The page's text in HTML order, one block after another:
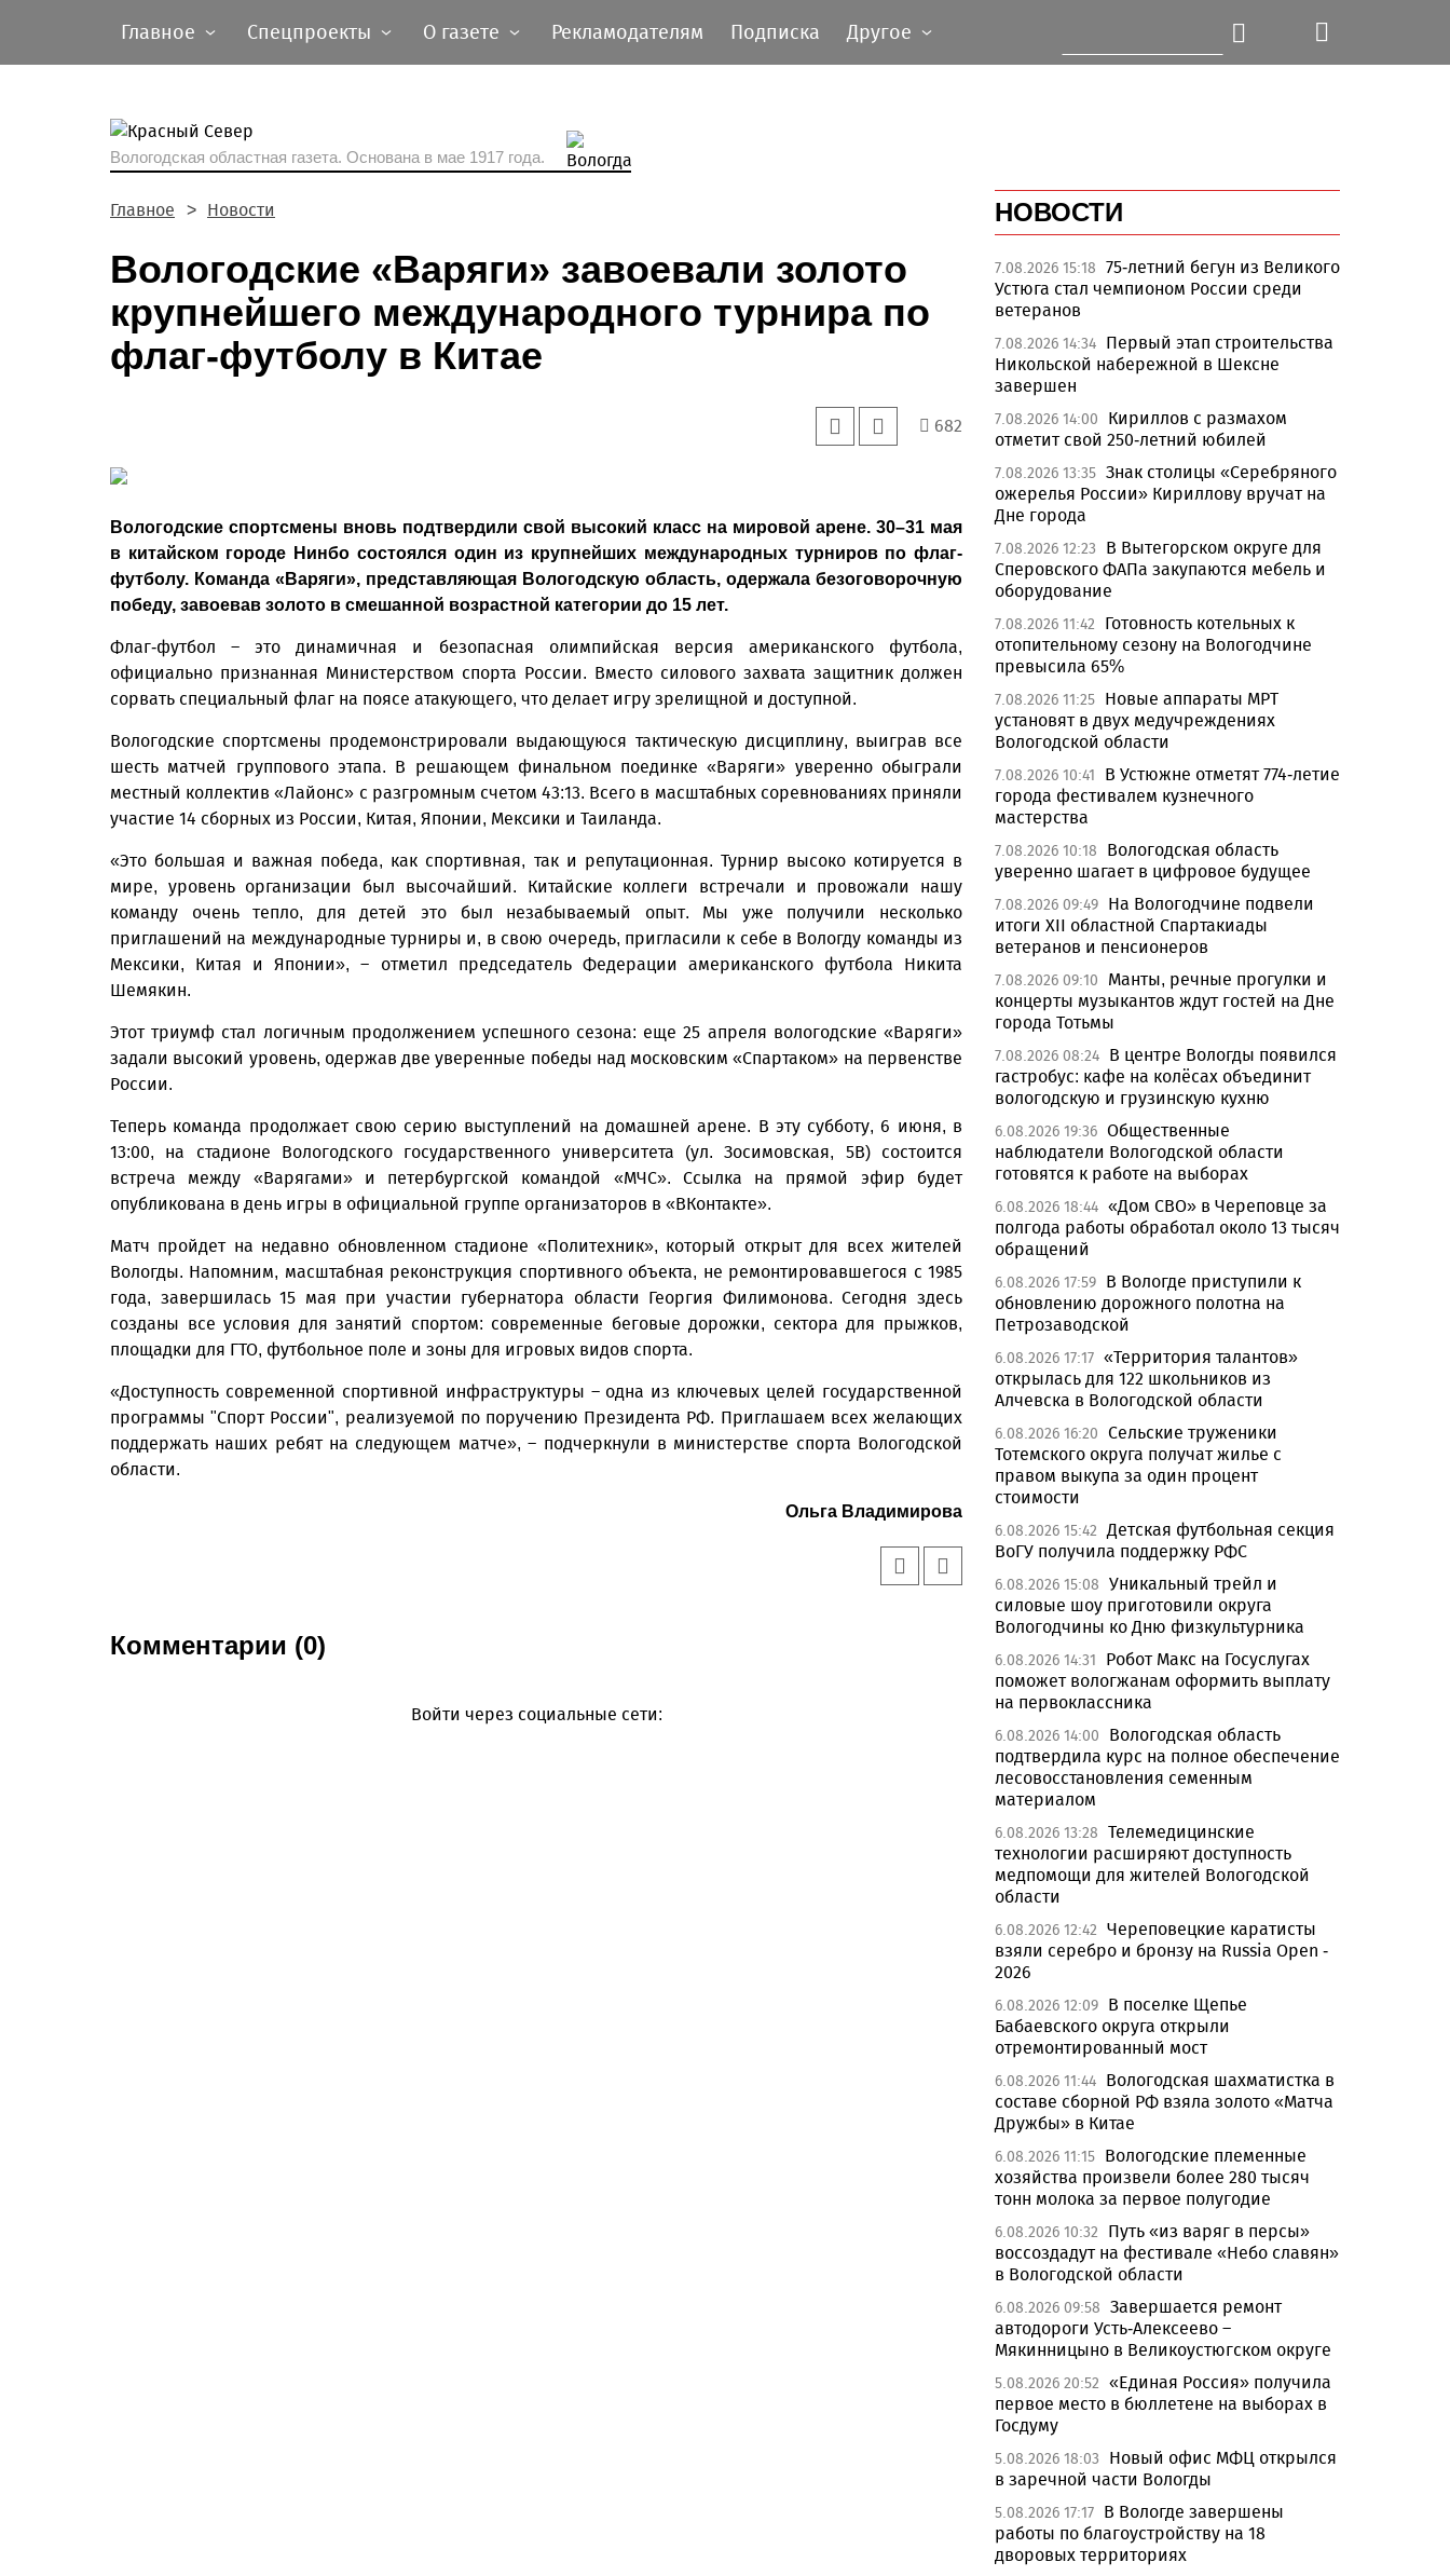
Главное Спецпроекты О газете Рекламодателям Подписка Другое
Вологодская областная газета. Основана в мае 1917 года.
Главное Новости
Вологодские «Варяги» завоевали золото
крупнейшего международного турнира по
флаг-футболу в Китае
682
Вологодские спортсмены вновь подтвердили свой высокий класс на мировой арене. 30–31 мая
в китайском городе Нинбо состоялся один из крупнейших международных турниров по флаг-
футболу. Команда «Варяги», представляющая Вологодскую область, одержала безоговорочную
победу, завоевав золото в смешанной возрастной категории до 15 лет.
Флаг-футбол – это динамичная и безопасная олимпийская версия американского футбола,
официально признанная Министерством спорта России. Вместо силового захвата защитник должен
сорвать специальный флаг на поясе атакующего, что делает игру зрелищной и доступной.
Вологодские спортсмены продемонстрировали выдающуюся тактическую дисциплину, выиграв все
шесть матчей группового этапа. В решающем финальном поединке «Варяги» уверенно обыграли
местный коллектив «Лайонс» с разгромным счетом 43:13. Всего в масштабных соревнованиях приняли
участие 14 сборных из России, Китая, Японии, Мексики и Таиланда.
«Это большая и важная победа, как спортивная, так и репутационная. Турнир высоко котируется в
мире, уровень организации был высочайший. Китайские коллеги встречали и провожали нашу
команду очень тепло, для детей это был незабываемый опыт. Мы уже получили несколько
приглашений на международные турниры и, в свою очередь, пригласили к себе в Вологду команды из
Мексики, Китая и Японии», – отметил председатель Федерации американского футбола Никита
Шемякин.
Этот триумф стал логичным продолжением успешного сезона: еще 25 апреля вологодские «Варяги»
задали высокий уровень, одержав две уверенные победы над московским «Спартаком» на первенстве
России.
Теперь команда продолжает свою серию выступлений на домашней арене. В эту субботу, 6 июня, в
13:00, на стадионе Вологодского государственного университета (ул. Зосимовская, 5В) состоится
встреча между «Варягами» и петербургской командой «МЧС». Ссылка на прямой эфир будет
опубликована в день игры в официальной группе организаторов в «ВКонтакте».
Матч пройдет на недавно обновленном стадионе «Политехник», который открыт для всех жителей
Вологды. Напомним, масштабная реконструкция спортивного объекта, не ремонтировавшегося с 1985
года, завершилась 15 мая при участии губернатора области Георгия Филимонова. Сегодня здесь
созданы все условия для занятий спортом: современные беговые дорожки, сектора для прыжков,
площадки для ГТО, футбольное поле и зоны для игровых видов спорта.
«Доступность современной спортивной инфраструктуры – одна из ключевых целей государственной
программы "Спорт России", реализуемой по поручению Президента РФ. Приглашаем всех желающих
поддержать наших ребят на следующем матче», – подчеркнули в министерстве спорта Вологодской
области.
Ольга Владимирова
Комментарии (0)
Войти через социальные сети:
НОВОСТИ
7.08.2026 15:18 75-летний бегун из Великого
Устюга стал чемпионом России среди
ветеранов
7.08.2026 14:34 Первый этап строительства
Никольской набережной в Шексне
завершен
7.08.2026 14:00
Кириллов с размахом
отметит свой 250-летний юбилей
7.08.2026 13:35 Знак столицы «Серебряного
ожерелья России» Кириллову вручат на
Дне города
7.08.2026 12:23
В Вытегорском округе для
Сперовского ФАПа закупаются мебель и
оборудование
7.08.2026 11:42
Готовность котельных к
отопительному сезону на Вологодчине
превысила 65%
7.08.2026 11:25 Новые аппараты МРТ
установят в двух медучреждениях
Вологодской области
7.08.2026 10:41
В Устюжне отметят 774-летие
города фестивалем кузнечного
мастерства
7.08.2026 10:18
Вологодская область
уверенно шагает в цифровое будущее
7.08.2026 09:49 На Вологодчине подвели
итоги XII областной Спартакиады
ветеранов и пенсионеров
7.08.2026 09:10
Манты, речные прогулки и
концерты музыкантов ждут гостей на Дне
города Тотьмы
7.08.2026 08:24 В центре Вологды появился
гастробус: кафе на колёсах объединит
вологодскую и грузинскую кухню
6.08.2026 19:36 Общественные
наблюдатели Вологодской области
готовятся к работе на выборах
6.08.2026 18:44 «Дом СВО» в Череповце за
полгода работы обработал около 13 тысяч
обращений
6.08.2026 17:59 В Вологде приступили к
обновлению дорожного полотна на
Петрозаводской
6.08.2026 17:17 «Территория талантов»
открылась для 122 школьников из
Алчевска в Вологодской области
6.08.2026 16:20 Сельские труженики
Тотемского округа получат жилье с
правом выкупа за один процент
стоимости
6.08.2026 15:42 Детская футбольная секция
ВоГУ получила поддержку РФС
6.08.2026 15:08 Уникальный трейл и
силовые шоу приготовили округа
Вологодчины ко Дню физкультурника
6.08.2026 14:31
Робот Макс на Госуслугах
поможет вологжанам оформить выплату
на первоклассника
6.08.2026 14:00
Вологодская область
подтвердила курс на полное обеспечение
лесовосстановления семенным
материалом
6.08.2026 13:28 Телемедицинские
технологии расширяют доступность
медпомощи для жителей Вологодской
области
6.08.2026 12:42 Череповецкие каратисты
взяли серебро и бронзу на Russia Open -
2026
6.08.2026 12:09 В поселке Щепье
Бабаевского округа открыли
отремонтированный мост
6.08.2026 11:44 Вологодская шахматистка в
составе сборной РФ взяла золото «Матча
Дружбы» в Китае
6.08.2026 11:15 Вологодские племенные
хозяйства произвели более 280 тысяч
тонн молока за первое полугодие
6.08.2026 10:32
Путь «из варяг в персы»
воссоздадут на фестивале «Небо славян»
в Вологодской области
6.08.2026 09:58 Завершается ремонт
автодороги Усть-Алексеево –
Мякинницыно в Великоустюгском округе
5.08.2026 20:52 «Единая Россия» получила
первое место в бюллетене на выборах в
Госдуму
5.08.2026 18:03
Новый офис МФЦ открылся
в заречной части Вологды
5.08.2026 17:17 В Вологде завершены
работы по благоустройству на 18
дворовых территориях